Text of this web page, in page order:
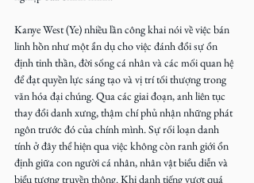
Kanye West (Ye) nhiều lần công khai nói về việc bán
linh hồn như một ẩn dụ cho việc đánh đổi sự ổn
định tinh thần, đời sống cá nhân và các mối quan hệ
để đạt quyền lực sáng tạo và vị trí tối thượng trong
văn hóa đại chúng. Qua các giai đoạn, anh liên tục
thay đổi danh xưng, thậm chí phủ nhận những phát
ngôn trước đó của chính mình. Sự rối loạn danh
tính ở đây thể hiện qua việc không còn ranh giới ổn
định giữa con người cá nhân, nhân vật biểu diễn và
biểu tượng truyền thông. Khi danh tiếng vượt quá